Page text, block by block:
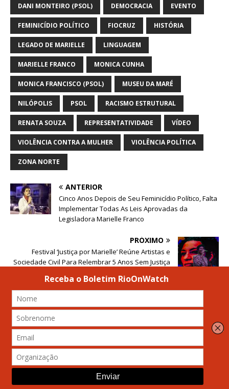
DANI MONTEIRO (PSOL) DEMOCRACIA EVENTO
FEMINICÍDIO POLÍTICO FIOCRUZ HISTÓRIA
LEGADO DE MARIELLE LINGUAGEM
MARIELLE FRANCO MONICA CUNHA
MONICA FRANCISCO (PSOL) MUSEU DA MARÉ
NILÓPOLIS PSOL RACISMO ESTRUTURAL
RENATA SOUZA REPRESENTATIVIDADE VÍDEO
VIOLÊNCIA CONTRA A MULHER VIOLÊNCIA POLÍTICA
ZONA NORTE
ANTERIOR
Cinco Anos Depois de Seu Feminicídio Político, Falta
Implementar Todas As Leis Aprovadas da
Legisladora Marielle Franco
PRÓXIMO
Festival ‘Justiça por Marielle’ Reúne Artistas e
Sociedade Civil Para Relembrar 5 Anos Sem Justiça
REALIZAÇÃO